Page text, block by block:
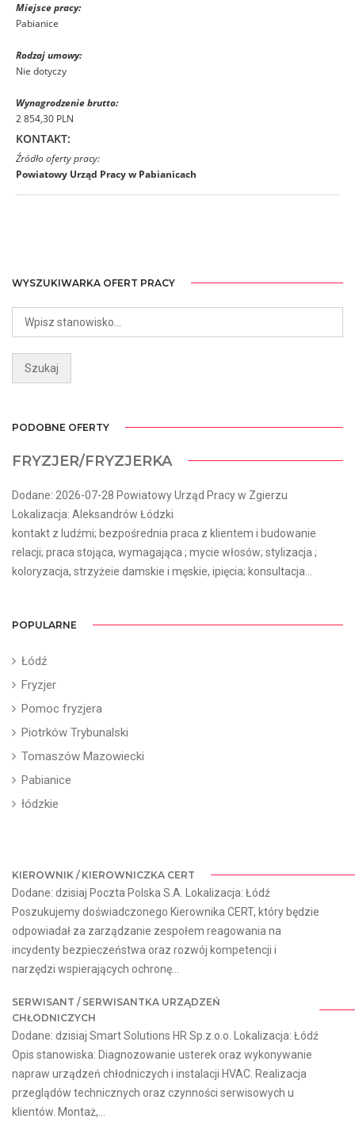
Miejsce pracy:
Pabianice
Rodzaj umowy:
Nie dotyczy
Wynagrodzenie brutto:
2 854,30 PLN
KONTAKT:
Źródło oferty pracy:
Powiatowy Urząd Pracy w Pabianicach
WYSZUKIWARKA OFERT PRACY
PODOBNE OFERTY
FRYZJER/FRYZJERKA
Dodane: 2026-07-28 Powiatowy Urząd Pracy w Zgierzu
Lokalizacja: Aleksandrów Łódzki
kontakt z ludźmi; bezpośrednia praca z klientem i budowanie
relacji; praca stojąca, wymagająca ; mycie włosów; stylizacja ;
koloryzacja, strzyżeie damskie i męskie, ipięcia; konsultacja...
POPULARNE
Łódź
Fryzjer
Pomoc fryzjera
Piotrków Trybunalski
Tomaszów Mazowiecki
Pabianice
łódzkie
KIEROWNIK / KIEROWNICZKA CERT
Dodane: dzisiaj Poczta Polska S.A. Lokalizacja: Łódź
Poszukujemy doświadczonego Kierownika CERT, który będzie
odpowiadał za zarządzanie zespołem reagowania na
incydenty bezpieczeństwa oraz rozwój kompetencji i
narzędzi wspierających ochronę...
SERWISANT / SERWISANTKA URZĄDZEŃ
CHŁODNICZYCH
Dodane: dzisiaj Smart Solutions HR Sp.z.o.o. Lokalizacja: Łódź
Opis stanowiska: Diagnozowanie usterek oraz wykonywanie
napraw urządzeń chłodniczych i instalacji HVAC. Realizacja
przeglądów technicznych oraz czynności serwisowych u
klientów. Montaż,...